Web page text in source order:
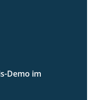
Demo im